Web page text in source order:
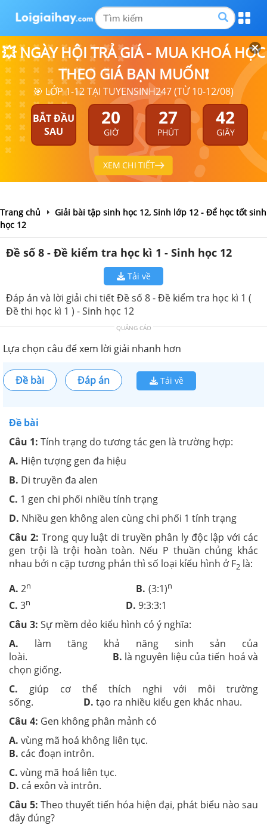
💥 NGÀY HỘI TRẢ GIÁ - MUA KHOÁ HỌC
THEO GIÁ BẠN MUỐN❗
🎯 LỚP 1-12 TẠI TUYENSINH247 (TỪ 10-12/08)
BẮT ĐẦU
SAU
20
GIỜ
27
PHÚT
41
GIÂY
XEM CHI TIẾT
Trang chủ
Giải bài tập sinh học 12, Sinh lớp 12 - Để học tốt sinh
học 12
Đề số 8 - Đề kiểm tra học kì 1 - Sinh học 12
Tải về
Đáp án và lời giải chi tiết Đề số 8 - Đề kiểm tra học kì 1 (
Đề thi học kì 1 ) - Sinh học 12
QUẢNG CÁO
Lựa chọn câu để xem lời giải nhanh hơn
Đề bài Đáp án Tải về
Đề bài
Câu 1: Tính trạng do tương tác gen là trường hợp:
A. Hiện tượng gen đa hiệu
B. Di truyền đa alen
C. 1 gen chi phối nhiều tính trạng
D. Nhiều gen không alen cùng chi phối 1 tính trạng
Câu 2: Trong quy luật di truyền phân ly độc lập với các
gen trội là trội hoàn toàn. Nếu P thuần chủng khác
nhau bởi n cặp tương phản thì số loại kỉểu hình ở F2 là:
A.2n B. (3:1)n
C. 3n D. 9:3:3:1
Câu 3: Sự mềm dẻo kiểu hình có ý nghĩa:
A. làm tăng khả năng sinh sản của
loài. B. là nguyên liệu của tiến hoá và
chọn giống.
C. giúp cơ thể thích nghi với môi trường
sống. D. tạo ra nhiều kiểu gen khác nhau.
Câu 4: Gen không phân mảnh có
A.vùng mã hoá không liên tục.
B. các đoạn intrôn.
C.vùng mã hoá liên tục.
D. cả exôn và intrôn.
Câu 5: Theo thuyết tiến hóa hiện đại, phát biểu nào sau
đây đúng?